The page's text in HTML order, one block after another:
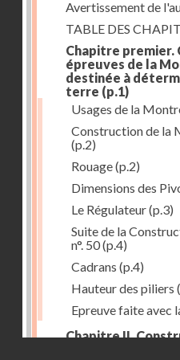
Avertissement de
TABLE DES
Chapitre premier.
épreuves de la
destinée à
terre (p.1)
Usages de la
Construction de la
(p.2)
Rouage(p.2)
Dimensions des
Le Régulateur(p.3)
Suite de la
n°. 50(p.4)
Cadrans (p.4)
Hauteur des piliers
Epreuve faite avec
Chapitre II.